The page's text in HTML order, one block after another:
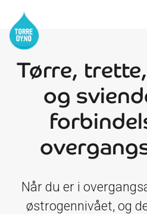
Tørre,
og
Når du er i
østrogennivået, og